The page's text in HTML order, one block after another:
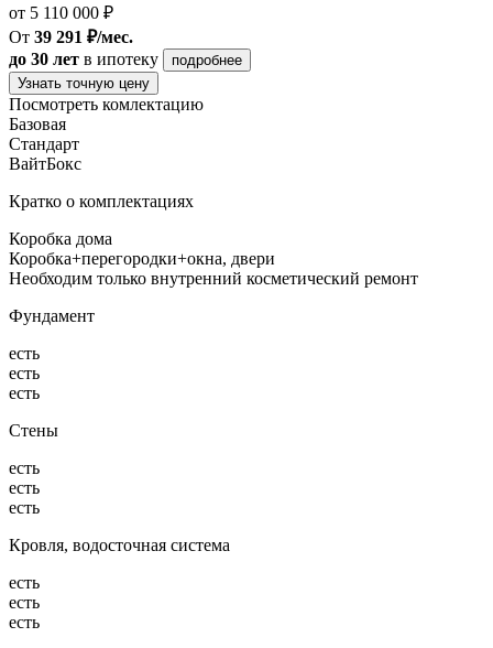
от 5 110 000 ₽
От 39 291 ₽/мес.
до 30 лет в ипотеку
подробнее
Узнать точную цену
Посмотреть комлектацию
Базовая
Стандарт
ВайтБокс
Кратко о комплектациях
Коробка дома
Коробка+перегородки+окна, двери
Необходим только внутренний косметический ремонт
Фундамент
есть
есть
есть
Стены
есть
есть
есть
Кровля, водосточная система
есть
есть
есть